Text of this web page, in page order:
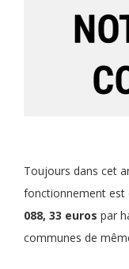
Toujours dans cet
fonctionnement est
088, 33 euros par
communes de